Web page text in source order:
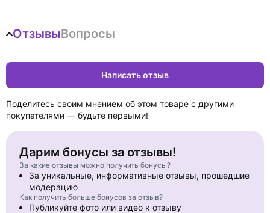
ОтзывыВопросы
Написать отзыв
Поделитесь своим мнением об этом товаре с другими
покупателями — будьте первыми!
Дарим бонусы за отзывы!
За какие отзывы можно получить бонусы?
За уникальные, информативные отзывы, прошедшие
модерацию
Как получить больше бонусов за отзыв?
Публикуйте фото или видео к отзыву